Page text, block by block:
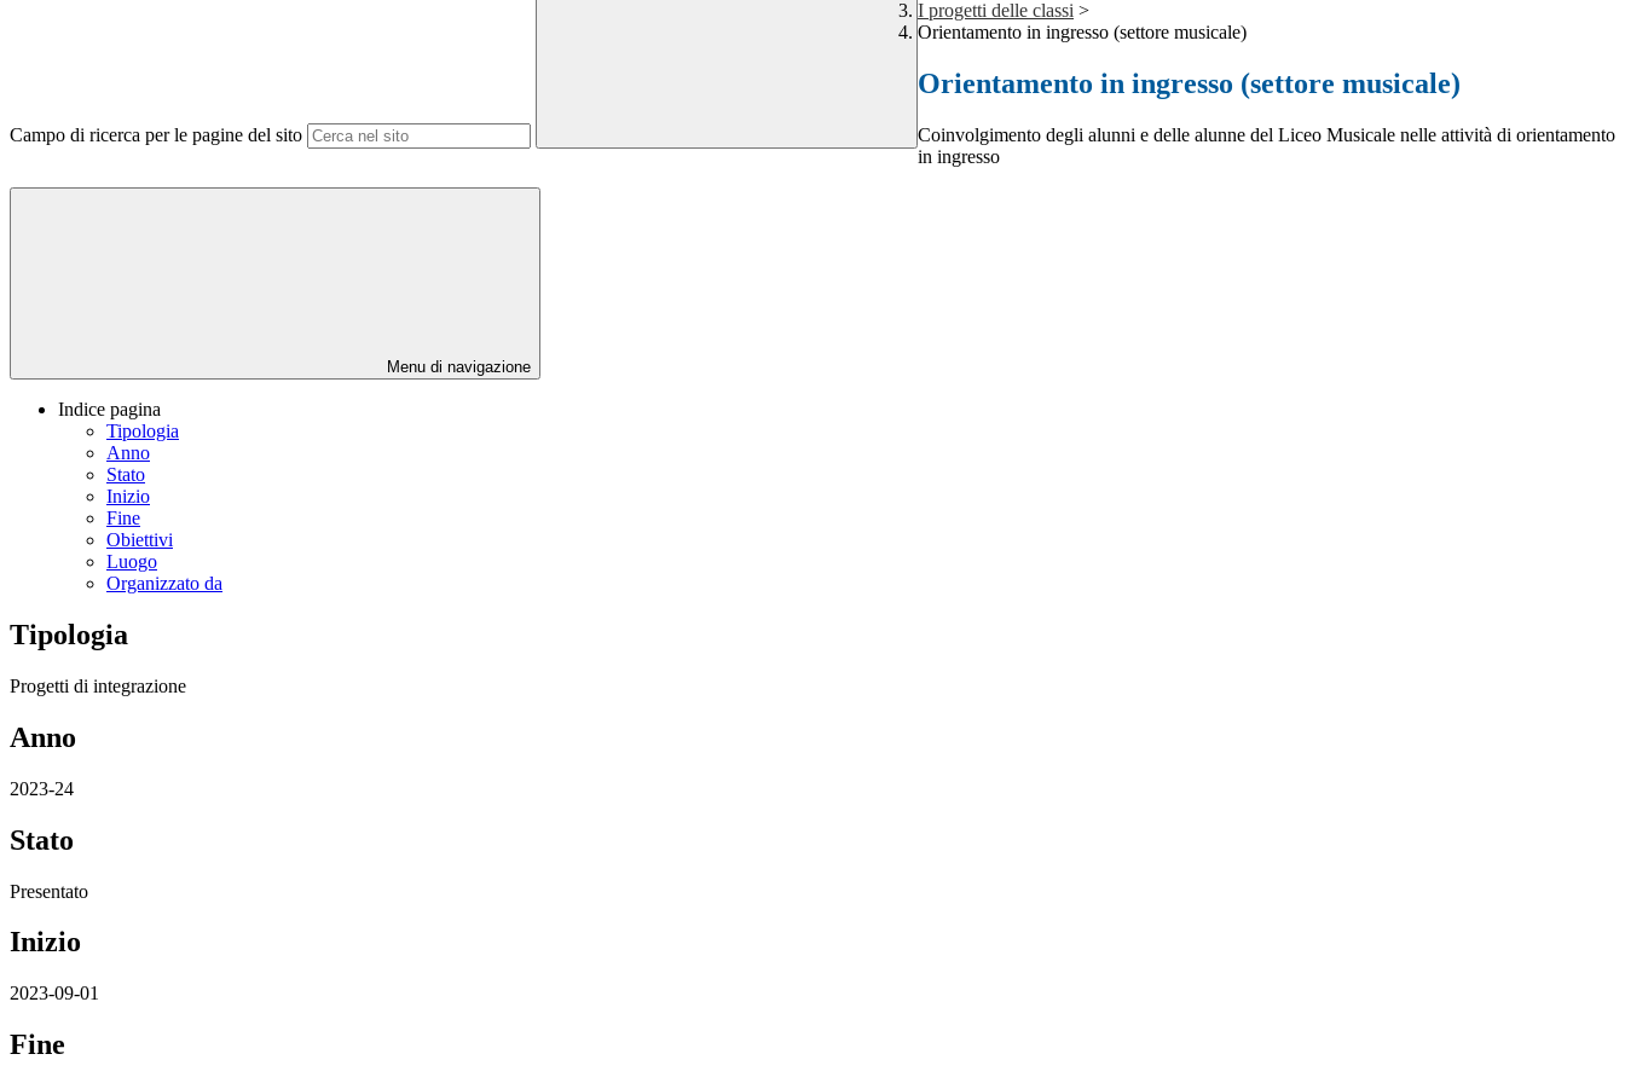
Campo di ricerca per le pagine del sito
I progetti delle classi >
Orientamento in ingresso (settore musicale)
Orientamento in ingresso (settore musicale)
Coinvolgimento degli alunni e delle alunne del Liceo Musicale nelle attività di orientamento
in ingresso
Menu di navigazione
Indice pagina
Tipologia
Anno
Stato
Inizio
Fine
Obiettivi
Luogo
Organizzato da
Tipologia
Progetti di integrazione
Anno
2023-24
Stato
Presentato
Inizio
2023-09-01
Fine